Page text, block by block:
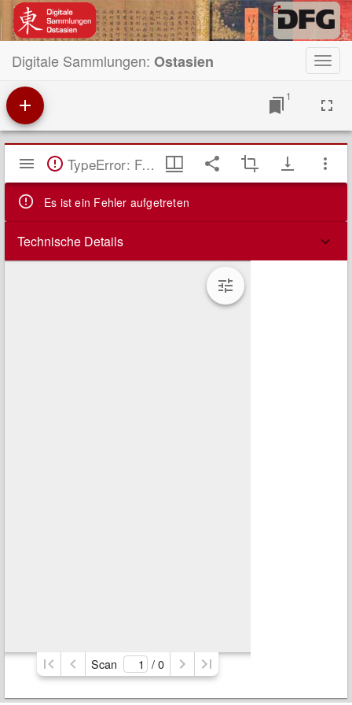
Digitale Sammlungen: Ostasien
1
Mirador
Viewer TypeError: Failed to fetch
Es ist ein Fehler aufgetreten
Technische Details
Scan / 0